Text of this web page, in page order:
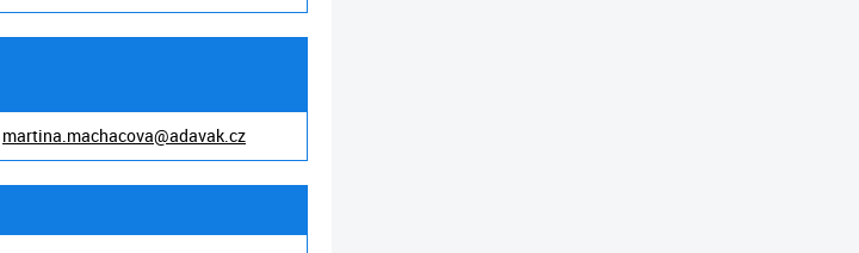
martina.machacova@adavak.cz